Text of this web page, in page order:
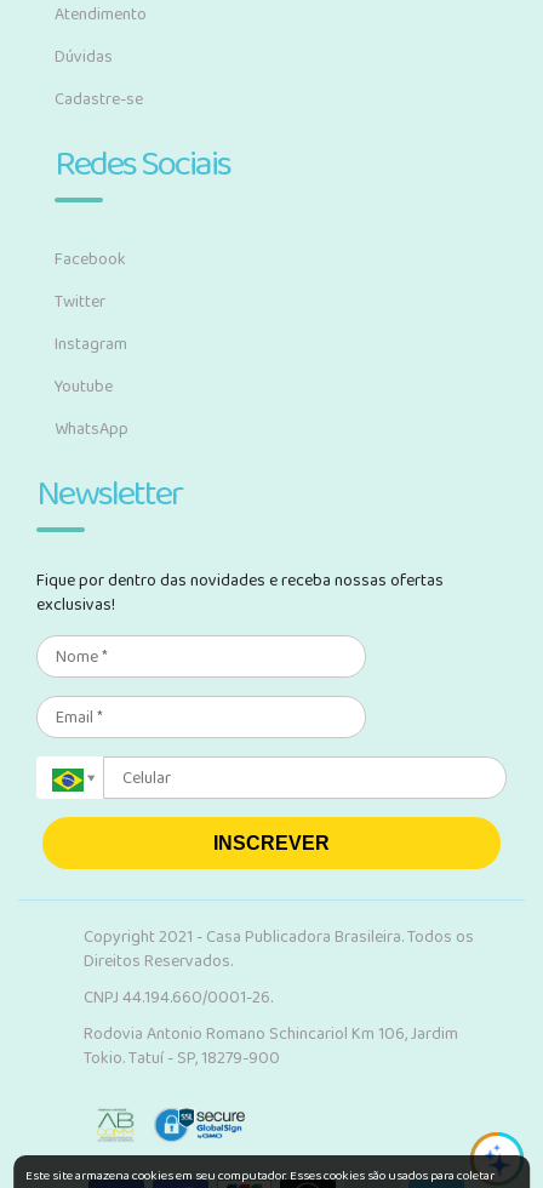
Atendimento
Dúvidas
Cadastre-se
Redes Sociais
Facebook
Twitter
Instagram
Youtube
WhatsApp
Newsletter
Fique por dentro das novidades e receba nossas ofertas
exclusivas!
INSCREVER
Copyright 2021 - Casa Publicadora Brasileira. Todos os
Direitos Reservados.
CNPJ 44.194.660/0001-26.
Rodovia Antonio Romano Schincariol Km 106, Jardim
Tokio. Tatuí - SP, 18279-900
Este site armazena cookies em seu computador. Esses cookies são usados para coletar